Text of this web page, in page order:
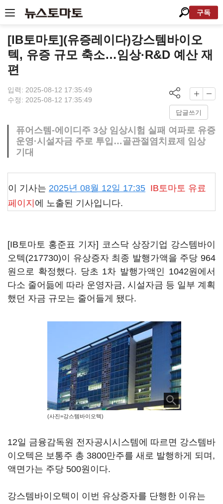
구독
[IB토마토](유증레이다)강스템바이오
텍, 유증 규모 축소…임상·R&D 예산 재
편
입력: 2025-08-12 17:35:49
수정: 2025-08-12 17:35:49
답글쓰기
퓨어스템-에이디주 3상 임상시험 실패 여파로 유증
운영·시설자금 주로 투입…골관절염치료제 임상
기대
이 기사는 2025년 08월 12일 17:35 IB토마토 유료
페이지 에 노출된 기사입니다.
[IB토마토 홍준표 기자] 코스닥 상장기업 강스템바이
오텍(217730)이 유상증자 최종 발행가액을 주당 964
원으로 확정했다. 당초 1차 발행가액인 1042원에서
다소 줄어듦에 따라 운영자금, 시설자금 등 일부 계획
했던 자금 규모는 줄어들게 됐다.
(사진=강스템바이오텍)
12일 금융감독원 전자공시시스템에 따르면 강스템바
이오텍은 보통주 총 3800만주를 새로 발행하게 되며,
액면가는 주당 500원이다.
강스템바이오텍이 이번 유상증자를 단행한 이유는